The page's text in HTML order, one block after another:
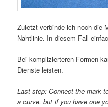
Zuletzt verbinde ich noch die
Nahtlinie. In diesem Fall
Bei komplizierteren Formen
Dienste leisten.
Last step: Connect the mark
a curve, but if you have one